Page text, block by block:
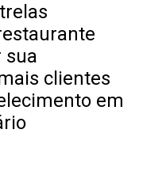
sua
clientes
em